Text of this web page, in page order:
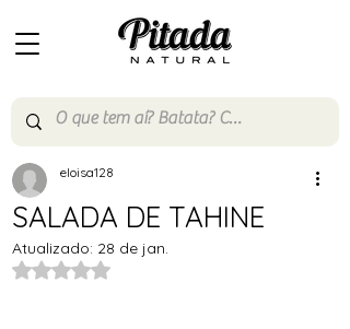
SALADA DE TAHINE
eloisa128
Atualizado: 28 de jan.
Avaliado com NaN de 5 estrelas.